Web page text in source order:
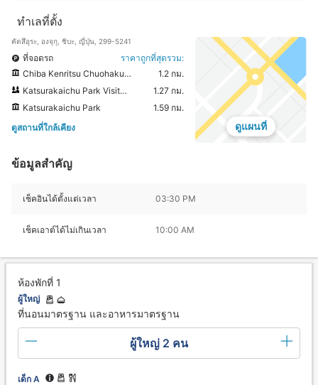
ทำเลที่ตั้ง
คัตสึอุระ, องจุกุ, ชิบะ, ญี่ปุ่น, 299-5241
ที่จอดรถ
ราคาถูกที่สุดรวม:
Chiba Kenritsu Chuohakubutsukanbunkanumino Museum
1.2 กม.
Katsurakaichu Park Visitor Center
1.27 กม.
Katsurakaichu Park
1.59 กม.
ดูสถานที่ใกล้เคียง
ดูแผนที่
ข้อมูลสำคัญ
เช็คอินได้ตั้งแต่เวลา 03:30 PM
เช็คเอาต์ได้ไม่เกินเวลา 10:00 AM
ห้องพักที่ 1
ผู้ใหญ่
ที่นอนมาตรฐาน และอาหารมาตรฐาน
ผู้ใหญ่ 2 คน
เด็ก A